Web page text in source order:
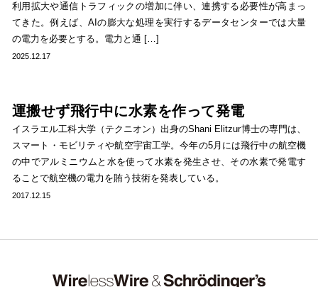
利用拡大や通信トラフィックの増加に伴い、連携する必要性が高まっ
てきた。例えば、AIの膨大な処理を実行するデータセンターでは大量
の電力を必要とする。電力と通 […]
2025.12.17
運搬せず飛行中に水素を作って発電
イスラエル工科大学（テクニオン）出身のShani Elitzur博士の専門は、
スマート・モビリティや航空宇宙工学。今年の5月には飛行中の航空機
の中でアルミニウムと水を使って水素を発生させ、その水素で発電す
ることで航空機の電力を賄う技術を発表している。
2017.12.15